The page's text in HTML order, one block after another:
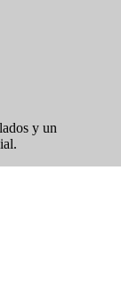
y un